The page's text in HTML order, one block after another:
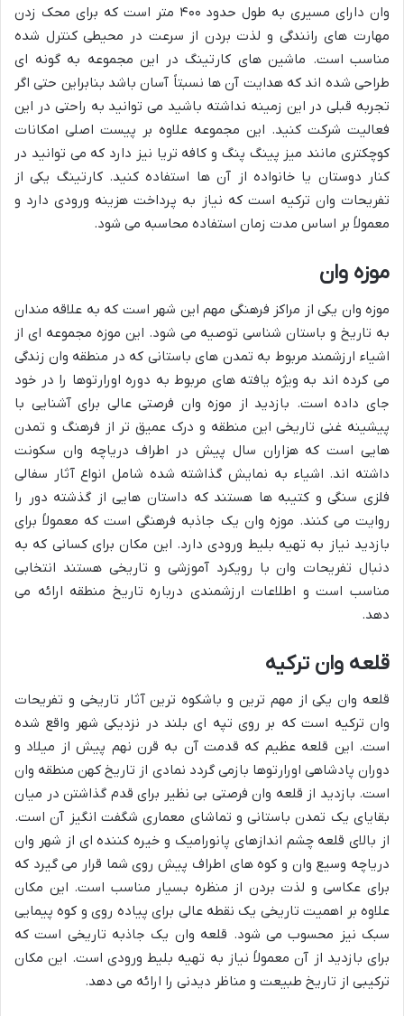
وان دارای مسیری به طول حدود ۴۰۰ متر است که برای محک زدن
مهارت های رانندگی و لذت بردن از سرعت در محیطی کنترل شده
مناسب است. ماشین های کارتینگ در این مجموعه به گونه ای
طراحی شده اند که هدایت آن ها نسبتاً آسان باشد بنابراین حتی اگر
تجربه قبلی در این زمینه نداشته باشید می توانید به راحتی در این
فعالیت شرکت کنید. این مجموعه علاوه بر پیست اصلی امکانات
کوچکتری مانند میز پینگ پنگ و کافه تریا نیز دارد که می توانید در
کنار دوستان یا خانواده از آن ها استفاده کنید. کارتینگ یکی از
تفریحات وان ترکیه است که نیاز به پرداخت هزینه ورودی دارد و
معمولاً بر اساس مدت زمان استفاده محاسبه می شود.
موزه وان
موزه وان یکی از مراکز فرهنگی مهم این شهر است که به علاقه مندان
به تاریخ و باستان شناسی توصیه می شود. این موزه مجموعه ای از
اشیاء ارزشمند مربوط به تمدن های باستانی که در منطقه وان زندگی
می کرده اند به ویژه یافته های مربوط به دوره اورارتوها را در خود
جای داده است. بازدید از موزه وان فرصتی عالی برای آشنایی با
پیشینه غنی تاریخی این منطقه و درک عمیق تر از فرهنگ و تمدن
هایی است که هزاران سال پیش در اطراف دریاچه وان سکونت
داشته اند. اشیاء به نمایش گذاشته شده شامل انواع آثار سفالی
فلزی سنگی و کتیبه ها هستند که داستان هایی از گذشته دور را
روایت می کنند. موزه وان یک جاذبه فرهنگی است که معمولاً برای
بازدید نیاز به تهیه بلیط ورودی دارد. این مکان برای کسانی که به
دنبال تفریحات وان با رویکرد آموزشی و تاریخی هستند انتخابی
مناسب است و اطلاعات ارزشمندی درباره تاریخ منطقه ارائه می
دهد.
قلعه وان ترکیه
قلعه وان یکی از مهم ترین و باشکوه ترین آثار تاریخی و تفریحات
وان ترکیه است که بر روی تپه ای بلند در نزدیکی شهر واقع شده
است. این قلعه عظیم که قدمت آن به قرن نهم پیش از میلاد و
دوران پادشاهی اورارتوها بازمی گردد نمادی از تاریخ کهن منطقه وان
است. بازدید از قلعه وان فرصتی بی نظیر برای قدم گذاشتن در میان
بقایای یک تمدن باستانی و تماشای معماری شگفت انگیز آن است.
از بالای قلعه چشم اندازهای پانورامیک و خیره کننده ای از شهر وان
دریاچه وسیع وان و کوه های اطراف پیش روی شما قرار می گیرد که
برای عکاسی و لذت بردن از منظره بسیار مناسب است. این مکان
علاوه بر اهمیت تاریخی یک نقطه عالی برای پیاده روی و کوه پیمایی
سبک نیز محسوب می شود. قلعه وان یک جاذبه تاریخی است که
برای بازدید از آن معمولاً نیاز به تهیه بلیط ورودی است. این مکان
ترکیبی از تاریخ طبیعت و مناظر دیدنی را ارائه می دهد.